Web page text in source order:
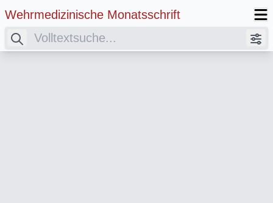
Wehrmedizinische Monatsschrift